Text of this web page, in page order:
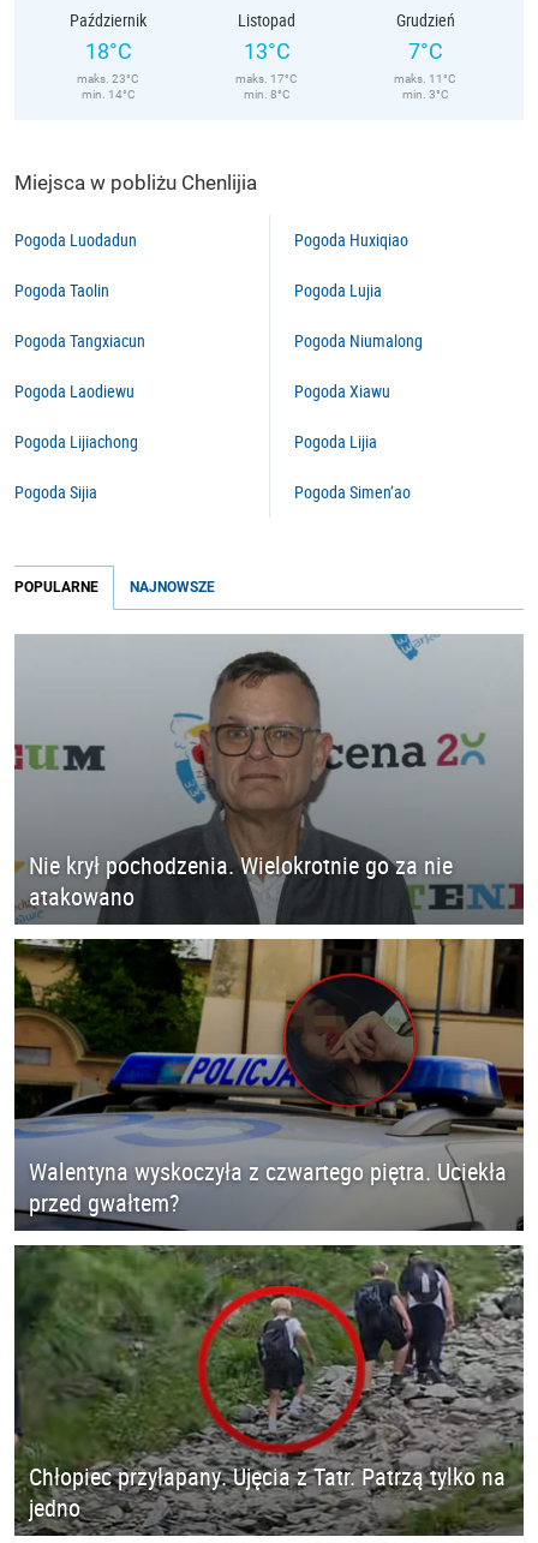
Październik
18°C
maks. 23°C
min. 14°C
Listopad
13°C
maks. 17°C
min. 8°C
Grudzień
7°C
maks. 11°C
min. 3°C
Miejsca w pobliżu Chenlijia
Pogoda Luodadun
Pogoda Taolin
Pogoda Tangxiacun
Pogoda Laodiewu
Pogoda Lijiachong
Pogoda Sijia
Pogoda Huxiqiao
Pogoda Lujia
Pogoda Niumalong
Pogoda Xiawu
Pogoda Lijia
Pogoda Simen’ao
POPULARNE NAJNOWSZE
Nie krył pochodzenia. Wielokrotnie go za nie
atakowano
Walentyna wyskoczyła z czwartego piętra. Uciekła
przed gwałtem?
Chłopiec przyłapany. Ujęcia z Tatr. Patrzą tylko na
jedno